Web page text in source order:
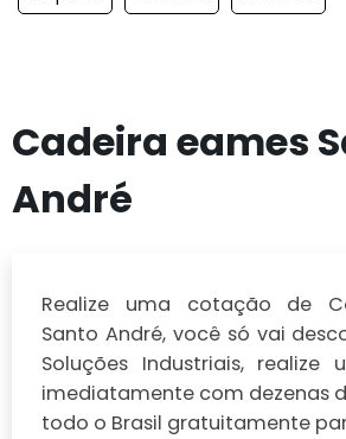
Cadeira eames
André
Realize uma cotação de
Santo André, você só vai
Soluções Industriais, realize
imediatamente com dezenas
todo o Brasil gratuitamente